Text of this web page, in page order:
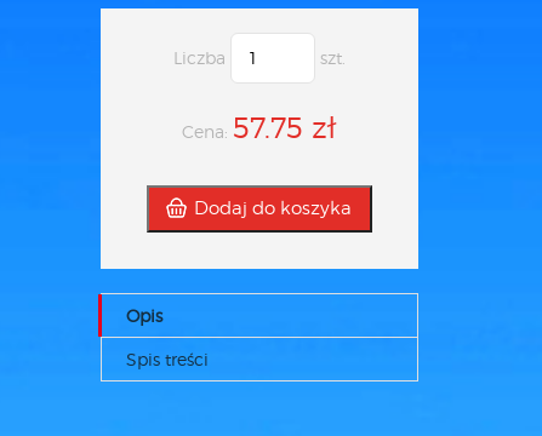
Liczba szt.
Cena: 57.75 zł
Dodaj do koszyka
Opis
Spis treści